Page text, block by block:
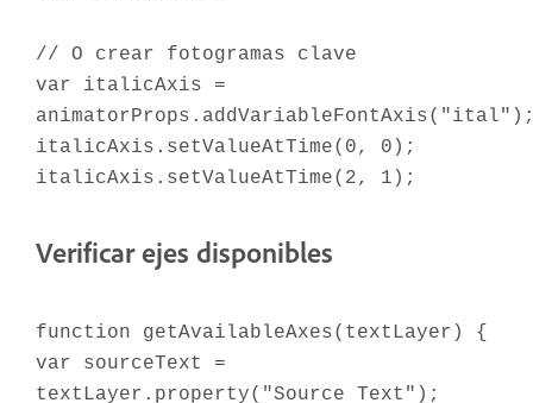
// O crear fotogramas clave
var italicAxis =
italicAxis.setValueAtTime(0, 0);
italicAxis.setValueAtTime(2, 1);
Verificar ejes disponibles
function getAvailableAxes(textLayer) {
var sourceText =
textLayer.property("Source Text");